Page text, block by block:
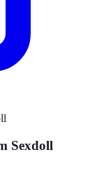
Sexdoll